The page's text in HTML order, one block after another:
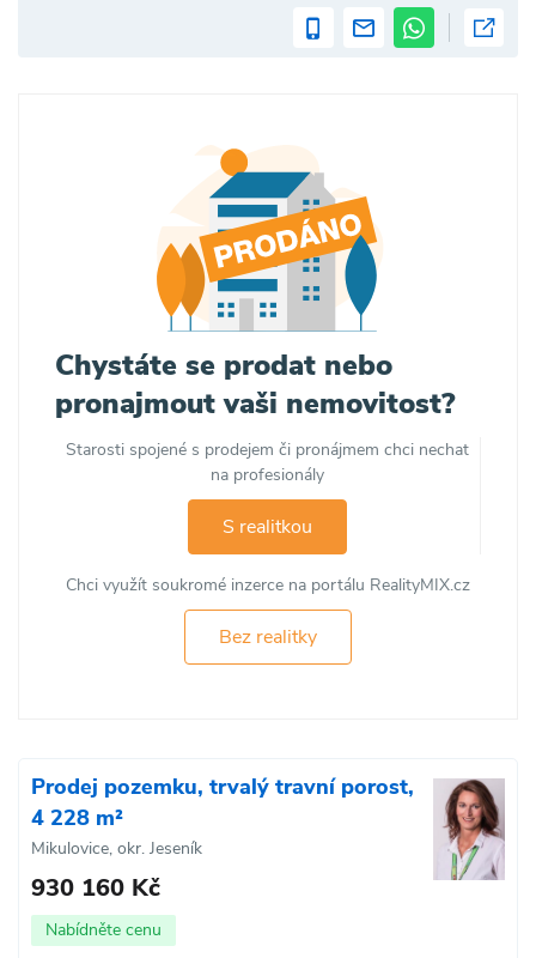
Chystáte se prodat nebo
pronajmout vaši nemovitost?
Starosti spojené s prodejem či pronájmem chci nechat
na profesionály
S realitkou
Chci využít soukromé inzerce na portálu RealityMIX.cz
Bez realitky
Prodej pozemku, trvalý travní porost,
4 228 m²
Mikulovice, okr. Jeseník
930 160 Kč
Nabídněte cenu